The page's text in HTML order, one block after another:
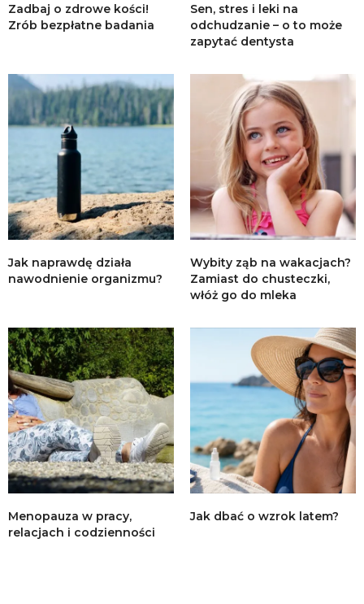
Zadbaj o zdrowe kości!
Zrób bezpłatne badania
Sen, stres i leki na
odchudzanie – o to może
zapytać dentysta
Jak naprawdę działa
nawodnienie organizmu?
Wybity ząb na wakacjach?
Zamiast do chusteczki,
włóż go do mleka
Menopauza w pracy,
relacjach i codzienności
Jak dbać o wzrok latem?